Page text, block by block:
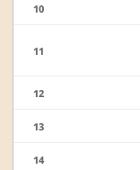
10
11
12
13
14